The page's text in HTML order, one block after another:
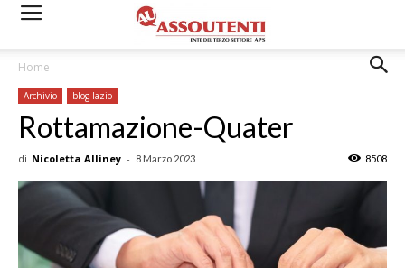
Home
Archivio blog lazio
Rottamazione-Quater
di Nicoletta Alliney - 8 Marzo 2023 8508